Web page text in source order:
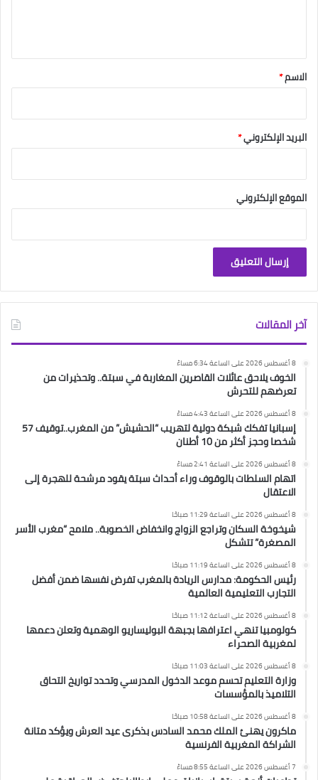
*
الاسم*
البريد الإلكتروني*
الموقع الإلكتروني
آخر المقالات
8 أغسطس 2026 على الساعة 6:34 مساءً
الخوف يلاحق عائلات القاصرين المغاربة في سبتة.. وتحذيرات من
تعرضهم للتحرش
8 أغسطس 2026 على الساعة 4:43 مساءً
إسبانيا تفكك شبكة دولية لتهريب “الحشيش” من المغرب..توقيف 57
شخصا وحجز أكثر من 10 أطنان
8 أغسطس 2026 على الساعة 2:41 مساءً
اتهام السلطات بالوقوف وراء أحداث سبتة يقود مرشحة للهجرة إلى
الاعتقال
8 أغسطس 2026 على الساعة 11:29 صباحًا
شيخوخة السكان وتراجع الزواج وانخفاض الخصوبة.. ملامح “مغرب الأسر
المصغرة” تتشكل
8 أغسطس 2026 على الساعة 11:19 صباحًا
رئيس الحكومة: مدارس الريادة بالمغرب تفرض نفسها ضمن أفضل
التجارب التعليمية العالمية
8 أغسطس 2026 على الساعة 11:12 صباحًا
كولومبيا تنهي اعترافها بجبهة البوليساريو الوهمية وتعلن دعمها
لمغربية الصحراء
8 أغسطس 2026 على الساعة 11:03 صباحًا
وزارة التعليم تحسم موعد الدخول المدرسي وتحدد تواريخ التحاق
التلاميذ بالمؤسسات
8 أغسطس 2026 على الساعة 10:58 صباحًا
ماكرون يهنئ الملك محمد السادس بذكرى عيد العرش ويؤكد متانة
الشراكة المغربية الفرنسية
7 أغسطس 2026 على الساعة 8:55 مساءً